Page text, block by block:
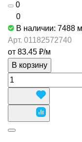
0
0
В наличии: 7488 м
Арт. 01182572740
от 83.45 ₽/м
В корзину